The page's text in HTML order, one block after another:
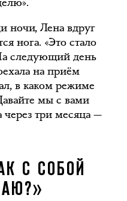
ночи, Лена вдруг
нога. «Это стало
следующий день
на приём
в каком режиме
мы с вами
через три месяца —
С СОБОЙ